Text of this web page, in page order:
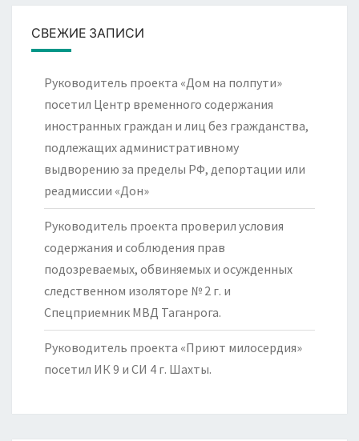
СВЕЖИЕ ЗАПИСИ
Руководитель проекта «Дом на полпути»
посетил Центр временного содержания
иностранных граждан и лиц без гражданства,
подлежащих административному
выдворению за пределы РФ, депортации или
реадмиссии «Дон»
Руководитель проекта проверил условия
содержания и соблюдения прав
подозреваемых, обвиняемых и осужденных
следственном изоляторе № 2 г. и
Спецприемник МВД Таганрога.
Руководитель проекта «Приют милосердия»
посетил ИК 9 и СИ 4 г. Шахты.